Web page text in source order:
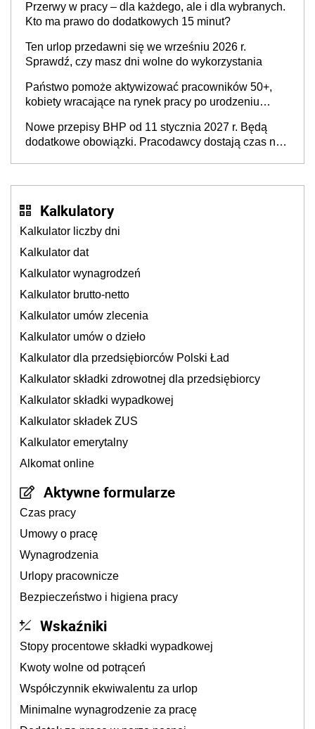
refundacji, ale bariery po stronie systemu i
świadomości pracodawców [WYWIAD]
Przerwy w pracy – dla każdego, ale i dla wybranych.
Kto ma prawo do dodatkowych 15 minut?
Ten urlop przedawni się we wrześniu 2026 r.
Sprawdź, czy masz dni wolne do wykorzystania
Państwo pomoże aktywizować pracowników 50+,
kobiety wracające na rynek pracy po urodzeniu
neuroatypowe. Powstanie Fundusz na rzecz
Inkluzywności w Zatrudnianiu?
Nowe przepisy BHP od 11 stycznia 2027 r. Będą
dodatkowe obowiązki. Pracodawcy dostają czas na
Kalkulatory
Kalkulator liczby dni
Kalkulator dat
Kalkulator wynagrodzeń
Kalkulator brutto-netto
Kalkulator umów zlecenia
Kalkulator umów o dzieło
Kalkulator dla przedsiębiorców Polski Ład
Kalkulator składki zdrowotnej dla przedsiębiorcy
Kalkulator składki wypadkowej
Kalkulator składek ZUS
Kalkulator emerytalny
Alkomat online
Aktywne formularze
Czas pracy
Umowy o pracę
Wynagrodzenia
Urlopy pracownicze
Bezpieczeństwo i higiena pracy
Wskaźniki
Stopy procentowe składki wypadkowej
Kwoty wolne od potrąceń
Współczynnik ekwiwalentu za urlop
Minimalne wynagrodzenie za pracę